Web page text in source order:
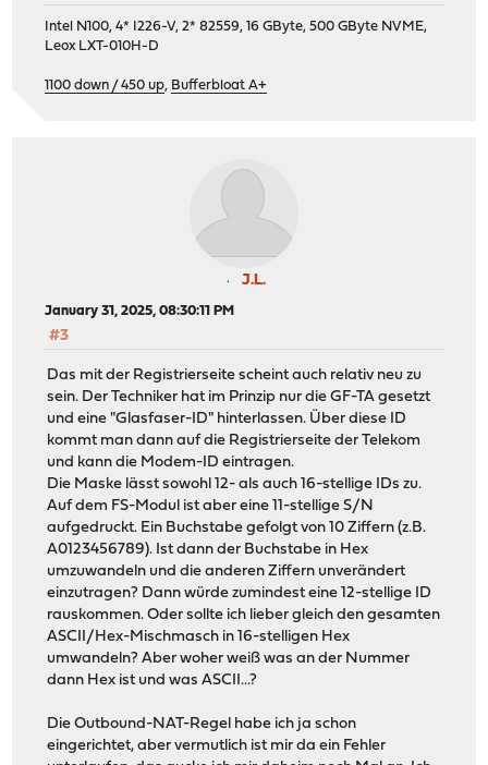
Intel N100, 4* I226-V, 2* 82559, 16 GByte, 500 GByte NVME,
Leox LXT-010H-D
1100 down / 450 up, Bufferbloat A+
J.L.
January 31, 2025, 08:30:11 PM
#3
Das mit der Registrierseite scheint auch relativ neu zu
sein. Der Techniker hat im Prinzip nur die GF-TA gesetzt
und eine "Glasfaser-ID" hinterlassen. Über diese ID
kommt man dann auf die Registrierseite der Telekom
und kann die Modem-ID eintragen.
Die Maske lässt sowohl 12- als auch 16-stellige IDs zu.
Auf dem FS-Modul ist aber eine 11-stellige S/N
aufgedruckt. Ein Buchstabe gefolgt von 10 Ziffern (z.B.
A0123456789). Ist dann der Buchstabe in Hex
umzuwandeln und die anderen Ziffern unverändert
einzutragen? Dann würde zumindest eine 12-stellige ID
rauskommen. Oder sollte ich lieber gleich den gesamten
ASCII/Hex-Mischmasch in 16-stelligen Hex
umwandeln? Aber woher weiß was an der Nummer
dann Hex ist und was ASCII...?
Die Outbound-NAT-Regel habe ich ja schon
eingerichtet, aber vermutlich ist mir da ein Fehler